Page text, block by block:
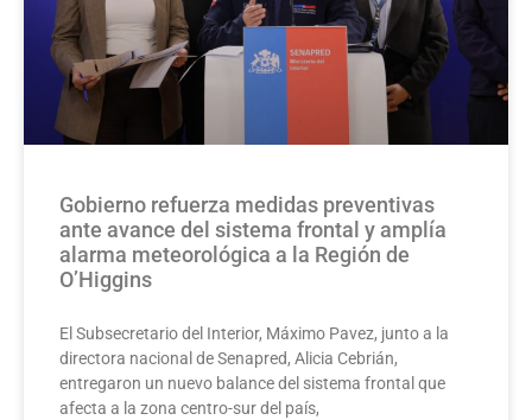
Gobierno refuerza medidas preventivas
ante avance del sistema frontal y amplía
alarma meteorológica a la Región de
O’Higgins
El Subsecretario del Interior, Máximo Pavez, junto a la
directora nacional de Senapred, Alicia Cebrián,
entregaron un nuevo balance del sistema frontal que
afecta a la zona centro-sur del país,